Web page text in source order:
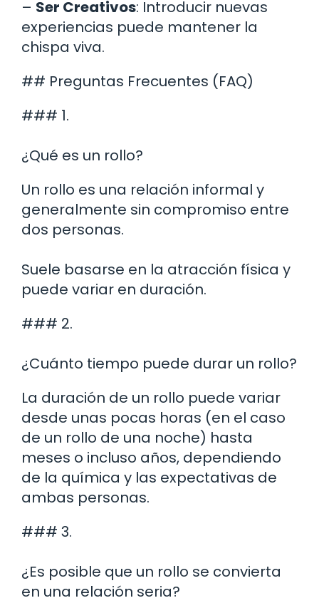
– Ser Creativos: Introducir nuevas
experiencias puede mantener la
chispa viva.
## Preguntas Frecuentes (FAQ)
### 1.
¿Qué es un rollo?
Un rollo es una relación informal y
generalmente sin compromiso entre
dos personas.
Suele basarse en la atracción física y
puede variar en duración.
### 2.
¿Cuánto tiempo puede durar un rollo?
La duración de un rollo puede variar
desde unas pocas horas (en el caso
de un rollo de una noche) hasta
meses o incluso años, dependiendo
de la química y las expectativas de
ambas personas.
### 3.
¿Es posible que un rollo se convierta
en una relación seria?